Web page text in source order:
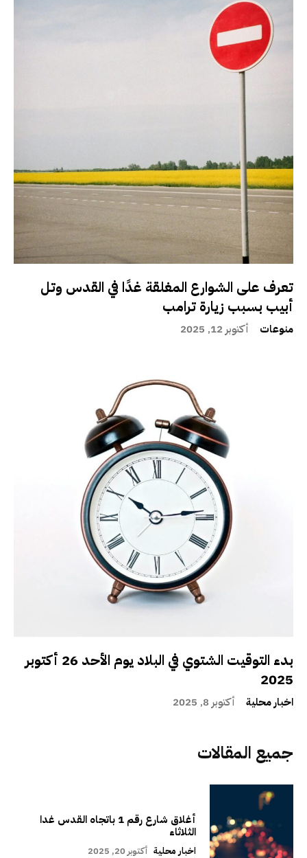
تعرف على الشوارع المغلقة غدًا في القدس وتل
أبيب بسبب زيارة ترامب
منوعات أكتوبر 12, 2025
بدء التوقيت الشتوي في البلاد يوم الأحد 26 أكتوبر
2025
اخبار محلية أكتوبر 8, 2025
جميع المقالات
أغلاق شارع رقم 1 باتجاه القدس غدا
الثلاثاء
اخبار محلية أكتوبر 20, 2025